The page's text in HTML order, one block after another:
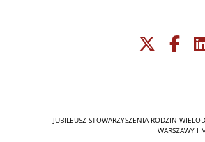
JUBILEUSZ STOWARZYSZENIA RODZIN
WARSZAWY I